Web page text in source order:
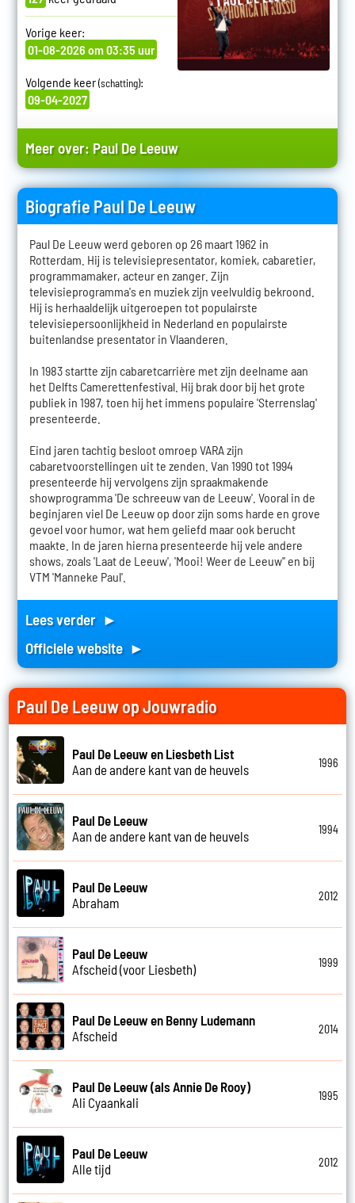
Vorige keer:
01-08-2026 om 03:35 uur
Volgende keer(schatting):
09-04-2027
Meer over: Paul De Leeuw
Biografie Paul De Leeuw
Paul De Leeuw werd geboren op 26 maart 1962 in
Rotterdam. Hij is televisiepresentator, komiek, cabaretier,
programmamaker, acteur en zanger. Zijn
televisieprogramma's en muziek zijn veelvuldig bekroond.
Hij is herhaaldelijk uitgeroepen tot populairste
televisiepersoonlijkheid in Nederland en populairste
buitenlandse presentator in Vlaanderen.
In 1983 startte zijn cabaretcarrière met zijn deelname aan
het Delfts Camerettenfestival. Hij brak door bij het grote
publiek in 1987, toen hij het immens populaire 'Sterrenslag'
presenteerde.
Eind jaren tachtig besloot omroep VARA zijn
cabaretvoorstellingen uit te zenden. Van 1990 tot 1994
presenteerde hij vervolgens zijn spraakmakende
showprogramma 'De schreeuw van de Leeuw'. Vooral in de
beginjaren viel De Leeuw op door zijn soms harde en grove
gevoel voor humor, wat hem geliefd maar ook berucht
maakte. In de jaren hierna presenteerde hij vele andere
shows, zoals 'Laat de Leeuw', 'Mooi! Weer de Leeuw'' en bij
VTM 'Manneke Paul'.
Lees verder ►
Officiele website ►
Paul De Leeuw op Jouwradio
Paul De Leeuw en Liesbeth List
Aan de andere kant van de heuvels
1996
Paul De Leeuw
Aan de andere kant van de heuvels
1994
Paul De Leeuw
Abraham
2012
Paul De Leeuw
Afscheid (voor Liesbeth)
1999
Paul De Leeuw en Benny Ludemann
Afscheid
2014
Paul De Leeuw (als Annie De Rooy)
Ali Cyaankali
1995
Paul De Leeuw
Alle tijd
2012